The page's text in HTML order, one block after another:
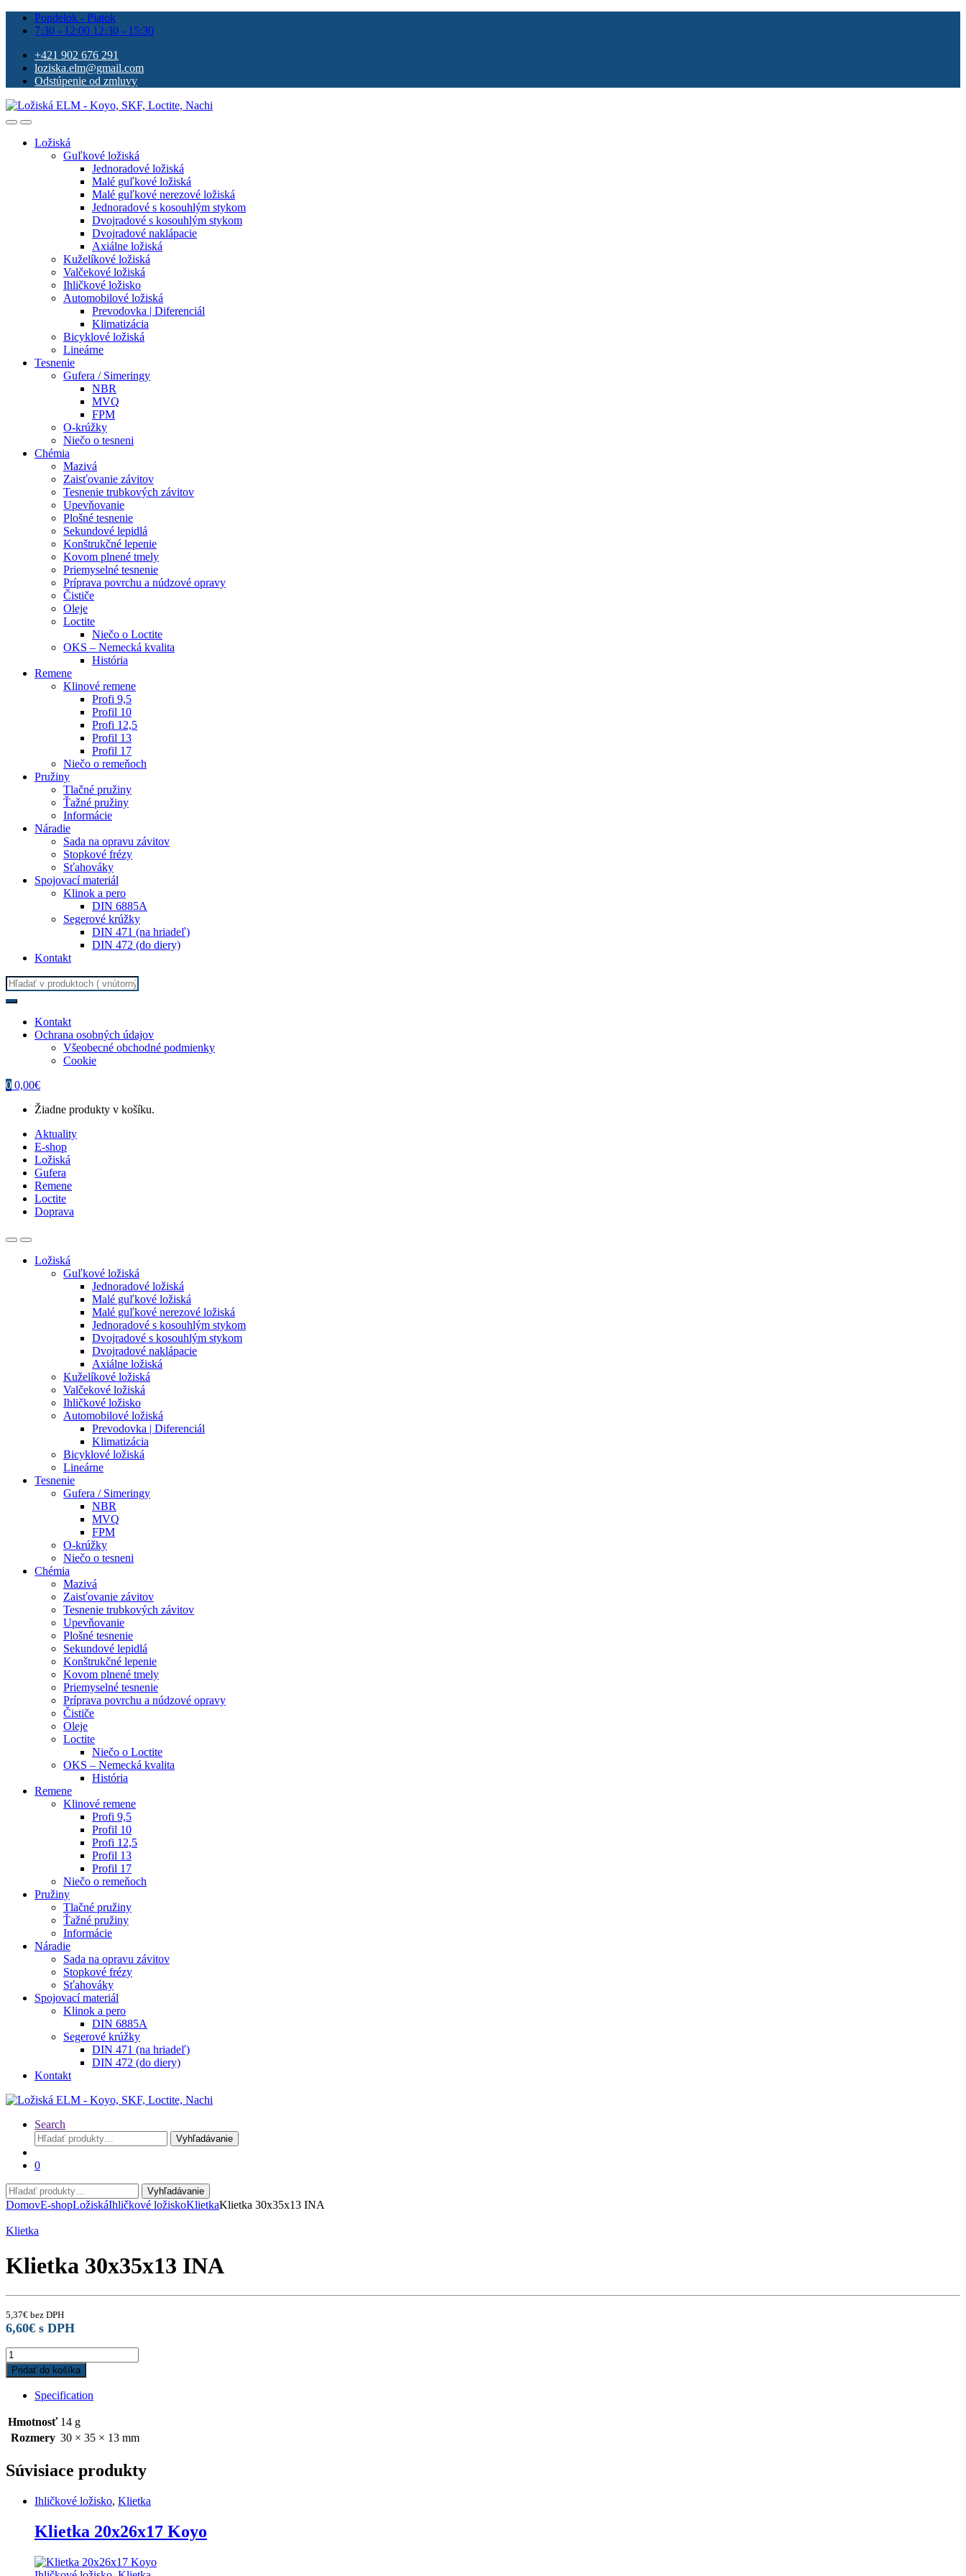
Pondelok - Piatok
7:30 - 12:00 12:30 - 15:30
+421 902 676 291
loziska.elm@gmail.com
Odstúpenie od zmluvy
Ložiská
Guľkové ložiská
Jednoradové ložiská
Malé guľkové ložiská
Malé guľkové nerezové ložiská
Jednoradové s kosouhlým stykom
Dvojradové s kosouhlým stykom
Dvojradové naklápacie
Axiálne ložiská
Kuželíkové ložiská
Valčekové ložiská
Ihličkové ložisko
Automobilové ložiská
Prevodovka | Diferenciál
Klimatizácia
Bicyklové ložiská
Lineárne
Tesnenie
Gufera / Simeringy
NBR
MVQ
FPM
O-krúžky
Niečo o tesneni
Chémia
Mazivá
Zaisťovanie závitov
Tesnenie trubkových závitov
Upevňovanie
Plošné tesnenie
Sekundové lepidlá
Konštrukčné lepenie
Kovom plnené tmely
Priemyselné tesnenie
Príprava povrchu a núdzové opravy
Čističe
Oleje
Loctite
Niečo o Loctite
OKS – Nemecká kvalita
História
Remene
Klinové remene
Profi 9,5
Profil 10
Profi 12,5
Profil 13
Profil 17
Niečo o remeňoch
Pružiny
Tlačné pružiny
Ťažné pružiny
Informácie
Náradie
Sada na opravu závitov
Stopkové frézy
Sťahováky
Spojovací materiál
Klinok a pero
DIN 6885A
Segerové krúžky
DIN 471 (na hriadeľ)
DIN 472 (do diery)
Kontakt
Search
for:
Kontakt
Ochrana osobných údajov
Všeobecné obchodné podmienky
Cookie
0 0,00€
Žiadne produkty v košíku.
Aktuality
E-shop
Ložiská
Gufera
Remene
Loctite
Doprava
Ložiská
Guľkové ložiská
Jednoradové ložiská
Malé guľkové ložiská
Malé guľkové nerezové ložiská
Jednoradové s kosouhlým stykom
Dvojradové s kosouhlým stykom
Dvojradové naklápacie
Axiálne ložiská
Kuželíkové ložiská
Valčekové ložiská
Ihličkové ložisko
Automobilové ložiská
Prevodovka | Diferenciál
Klimatizácia
Bicyklové ložiská
Lineárne
Tesnenie
Gufera / Simeringy
NBR
MVQ
FPM
O-krúžky
Niečo o tesneni
Chémia
Mazivá
Zaisťovanie závitov
Tesnenie trubkových závitov
Upevňovanie
Plošné tesnenie
Sekundové lepidlá
Konštrukčné lepenie
Kovom plnené tmely
Priemyselné tesnenie
Príprava povrchu a núdzové opravy
Čističe
Oleje
Loctite
Niečo o Loctite
OKS – Nemecká kvalita
História
Remene
Klinové remene
Profi 9,5
Profil 10
Profi 12,5
Profil 13
Profil 17
Niečo o remeňoch
Pružiny
Tlačné pružiny
Ťažné pružiny
Informácie
Náradie
Sada na opravu závitov
Stopkové frézy
Sťahováky
Spojovací materiál
Klinok a pero
DIN 6885A
Segerové krúžky
DIN 471 (na hriadeľ)
DIN 472 (do diery)
Kontakt
Search
Hľadať:
Vyhľadávanie
0
Hľadať:
Vyhľadávanie
DomovE-shopLožiskáIhličkové ložiskoKlietkaKlietka 30x35x13 INA
Klietka
Klietka 30x35x13 INA
5,37€ bez DPH
6,60€ s DPH
Klietka
30x35x13
INA
quantity
Pridať do košíka
Specification
Hmotnosť 14 g
Rozmery 30 × 35 × 13 mm
Súvisiace produkty
Ihličkové ložisko, Klietka
Klietka 20x26x17 Koyo